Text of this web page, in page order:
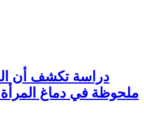
دراسة تكشف أن
ملحوظة في دماغ المرأة